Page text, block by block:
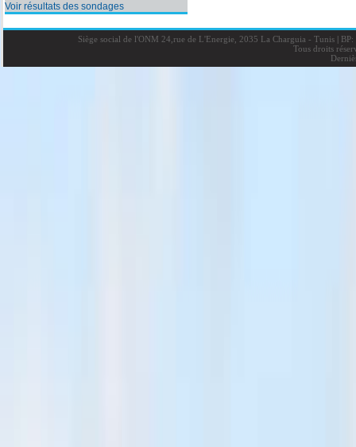
Voir résultats des sondages
Siège social de l'ONM 24,rue de L'Energie, 2035 La Charguia - Tunis |BP:
Tous droits